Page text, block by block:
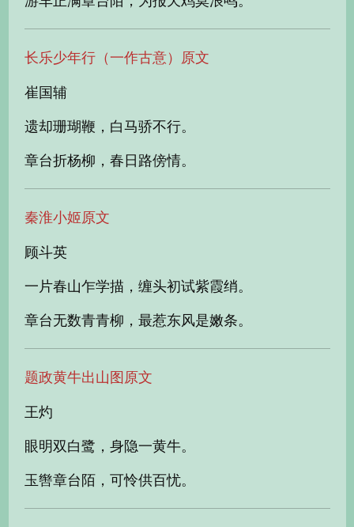
长乐少年行（一作古意）原文
崔国辅
遗却珊瑚鞭，白马骄不行。
章台折杨柳，春日路傍情。
秦淮小姬原文
顾斗英
一片春山乍学描，缠头初试紫霞绡。
章台无数青青柳，最惹东风是嫩条。
题政黄牛出山图原文
王灼
眼明双白鹭，身隐一黄牛。
玉辔章台陌，可怜供百忧。